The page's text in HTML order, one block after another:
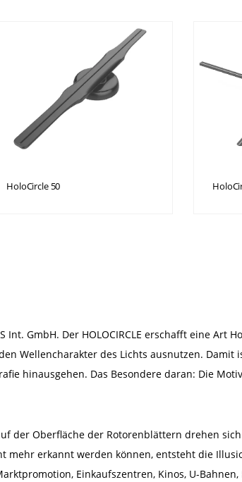
HoloCircle 50
Int. GmbH. Der HOLOCIRCLE erschafft eine Art
Wellencharakter des Lichts ausnutzen. Damit
hinausgehen. Das Besondere daran: Die
der Oberfläche der Rotorenblättern drehen
erkannt werden können, entsteht die
Einkaufszentren, Kinos, U-Bahnen,